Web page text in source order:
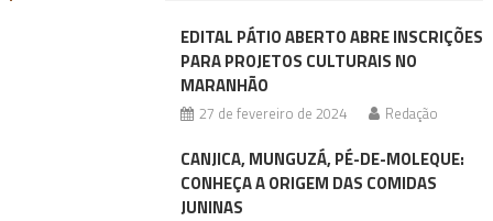
EDITAL PÁTIO ABERTO ABRE INSCRIÇÕES
PARA PROJETOS CULTURAIS NO
MARANHÃO
27 de fevereiro de 2024 Redação
CANJICA, MUNGUZÁ, PÉ-DE-MOLEQUE:
CONHEÇA A ORIGEM DAS COMIDAS
JUNINAS